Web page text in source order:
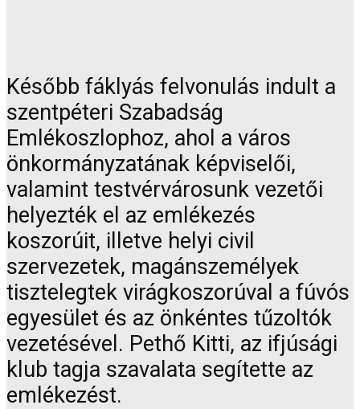
Később fáklyás felvonulás indult a
szentpéteri Szabadság
Emlékoszlophoz, ahol a város
önkormányzatának képviselői,
valamint testvérvárosunk vezetői
helyezték el az emlékezés
koszorúit, illetve helyi civil
szervezetek, magánszemélyek
tisztelegtek virágkoszorúval a fúvós
egyesület és az önkéntes tűzoltók
vezetésével. Pethő Kitti, az ifjúsági
klub tagja szavalata segítette az
emlékezést.